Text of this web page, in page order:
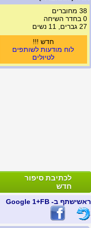
38 מחוברים
0 בחדר השיחה
27 גברים, 11 נשים
חדש !!!
לוח מודעות לשותפים
לטיולים
לכתיבת סיפור
חדש
ראשישתף ב- FB +1 Google